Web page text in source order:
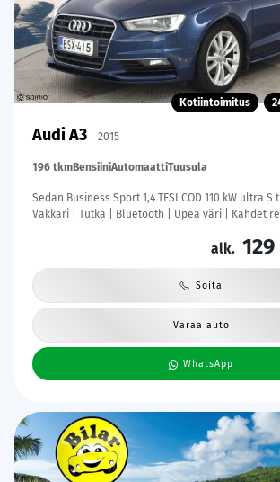
Kotiintoimitus
Audi A3 2015
196 tkmBensiiniAutomaattiTuusula
Sedan Business Sport 1,4 TFSI COD 110 kW ultra S
Vakkari | Tutka | Bluetooth | Upea väri | Kahdet
alk. 129
Soita
Varaa auto
WhatsApp